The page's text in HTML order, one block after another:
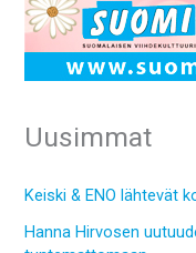
Uusimmat
Keiski & ENO lähtevät
Hanna Hirvosen